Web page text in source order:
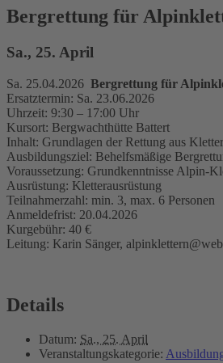
Bergrettung für
Sa., 25. April
Sa. 25.04.2026 Bergrettung für
Ersatztermin: Sa. 23.06.2026
Uhrzeit: 9:30 – 17:00 Uhr
Kursort: Bergwachthütte Battert
Inhalt: Grundlagen der Rettung aus
Ausbildungsziel: Behelfsmäßige
Voraussetzung: Grundkenntnisse Alpin-
Ausrüstung: Kletterausrüstung
Teilnahmerzahl: min. 3, max. 6 Personen
Anmeldefrist: 20.04.2026
Kurgebühr: 40 €
Leitung: Karin Sänger,
Details
Datum: Sa., 25. April
Veranstaltungskategorie: